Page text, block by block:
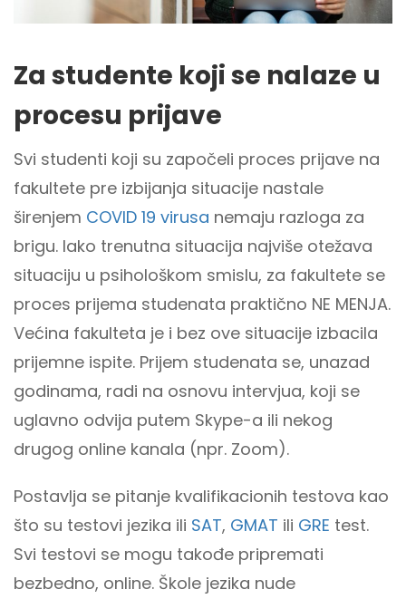
Za studente koji se nalaze u
procesu prijave
Svi studenti koji su započeli proces prijave na
fakultete pre izbijanja situacije nastale
širenjem COVID 19 virusa nemaju razloga za
brigu. Iako trenutna situacija najviše otežava
situaciju u psihološkom smislu, za fakultete se
proces prijema studenata praktično NE MENJA.
Većina fakulteta je i bez ove situacije izbacila
prijemne ispite. Prijem studenata se, unazad
godinama, radi na osnovu intervjua, koji se
uglavno odvija putem Skype-a ili nekog
drugog online kanala (npr. Zoom).
Postavlja se pitanje kvalifikacionih testova kao
što su testovi jezika ili SAT, GMAT ili GRE test.
Svi testovi se mogu takođe pripremati
bezbedno, online. Škole jezika nude